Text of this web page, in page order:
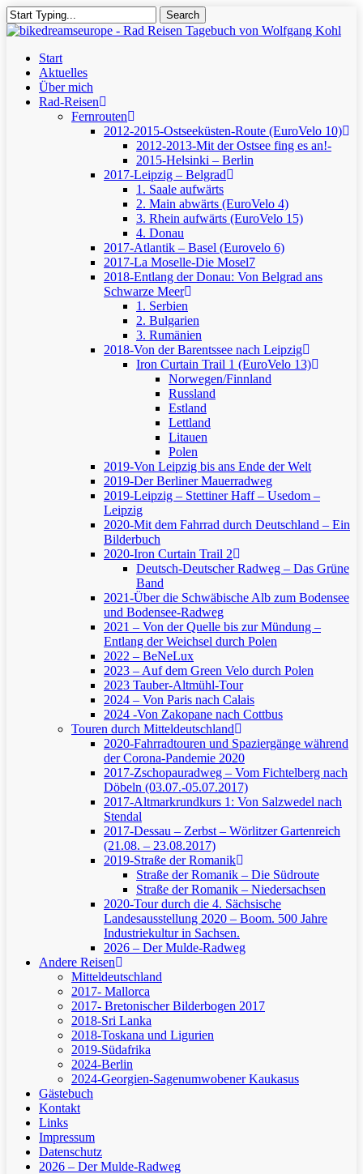
Skip
to
content
Search
Close
Menu
Start
Aktuelles
Über mich
Rad-Reisen
Fernrouten
2012-2015-Ostseeküsten-Route (EuroVelo 10)
2012-2013-Mit der Ostsee fing es an!-
2015-Helsinki – Berlin
2017-Leipzig – Belgrad
1. Saale aufwärts
2. Main abwärts (EuroVelo 4)
3. Rhein aufwärts (EuroVelo 15)
4. Donau
2017-Atlantik – Basel (Eurovelo 6)
2017-La Moselle-Die Mosel7
2018-Entlang der Donau: Von Belgrad ans
Schwarze Meer
1. Serbien
2. Bulgarien
3. Rumänien
2018-Von der Barentssee nach Leipzig
Iron Curtain Trail 1 (EuroVelo 13)
Norwegen/Finnland
Russland
Estland
Lettland
Litauen
Polen
2019-Von Leipzig bis ans Ende der Welt
2019-Der Berliner Mauerradweg
2019-Leipzig – Stettiner Haff – Usedom –
Leipzig
2020-Mit dem Fahrrad durch Deutschland – Ein
Bilderbuch
2020-Iron Curtain Trail 2
Deutsch-Deutscher Radweg – Das Grüne
Band
2021-Über die Schwäbische Alb zum Bodensee
und Bodensee-Radweg
2021 – Von der Quelle bis zur Mündung –
Entlang der Weichsel durch Polen
2022 – BeNeLux
2023 – Auf dem Green Velo durch Polen
2023 Tauber-Altmühl-Tour
2024 – Von Paris nach Calais
2024 -Von Zakopane nach Cottbus
Touren durch Mitteldeutschland
2020-Fahrradtouren und Spaziergänge während
der Corona-Pandemie 2020
2017-Zschopauradweg – Vom Fichtelberg nach
Döbeln (03.07.-05.07.2017)
2017-Altmarkrundkurs 1: Von Salzwedel nach
Stendal
2017-Dessau – Zerbst – Wörlitzer Gartenreich
(21.08. – 23.08.2017)
2019-Straße der Romanik
Straße der Romanik – Die Südroute
Straße der Romanik – Niedersachsen
2020-Tour durch die 4. Sächsische
Landesausstellung 2020 – Boom. 500 Jahre
Industriekultur in Sachsen.
2026 – Der Mulde-Radweg
Andere Reisen
Mitteldeutschland
2017- Mallorca
2017- Bretonischer Bilderbogen 2017
2018-Sri Lanka
2018-Toskana und Ligurien
2019-Südafrika
2024-Berlin
2024-Georgien-Sagenumwobener Kaukasus
Gästebuch
Kontakt
Links
Impressum
Datenschutz
2026 – Der Mulde-Radweg